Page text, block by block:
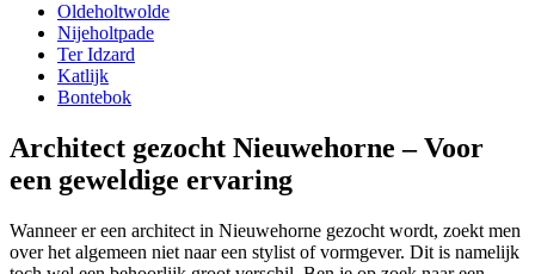
Oldeholtwolde
Nijeholtpade
Ter Idzard
Katlijk
Bontebok
Architect gezocht Nieuwehorne – Voor
een geweldige ervaring
Wanneer er een architect in Nieuwehorne gezocht wordt, zoekt men
over het algemeen niet naar een stylist of vormgever. Dit is namelijk